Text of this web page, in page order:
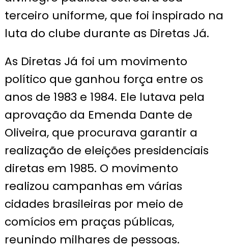
terceiro uniforme, que foi inspirado na
luta do clube durante as Diretas Já.
As Diretas Já foi um movimento
político que ganhou força entre os
anos de 1983 e 1984. Ele lutava pela
aprovação da Emenda Dante de
Oliveira, que procurava garantir a
realização de eleições presidenciais
diretas em 1985. O movimento
realizou campanhas em várias
cidades brasileiras por meio de
comícios em praças públicas,
reunindo milhares de pessoas.